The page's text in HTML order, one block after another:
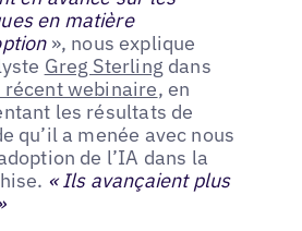
en matière
», nous explique
Greg Sterling dans
récent webinaire, en
les résultats de
qu’il a menée avec nous
de l’IA dans la
« Ils avançaient plus